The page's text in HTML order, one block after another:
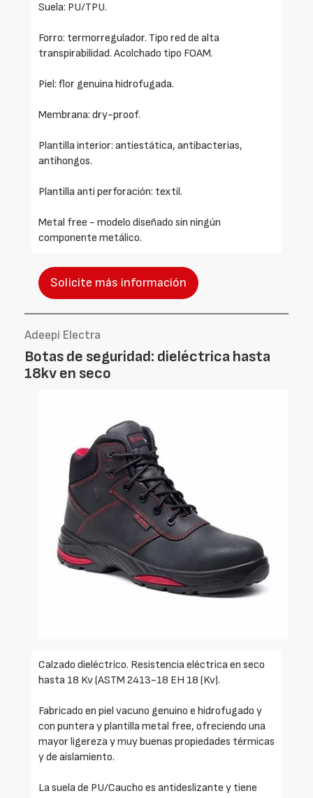
Suela: PU/TPU.
Forro: termorregulador. Tipo red de alta
transpirabilidad. Acolchado tipo FOAM.
Piel: flor genuina hidrofugada.
Membrana: dry-proof.
Plantilla interior: antiestática, antibacterias,
antihongos.
Plantilla anti perforación: textil.
Metal free - modelo diseñado sin ningún
componente metálico.
Solicite más información
Adeepi Electra
Botas de seguridad: dieléctrica hasta
18kv en seco
Calzado dieléctrico. Resistencia eléctrica en seco
hasta 18 Kv (ASTM 2413-18 EH 18 (Kv).
Fabricado en piel vacuno genuino e hidrofugado y
con puntera y plantilla metal free, ofreciendo una
mayor ligereza y muy buenas propiedades térmicas
y de aislamiento.
La suela de PU/Caucho es antideslizante y tiene